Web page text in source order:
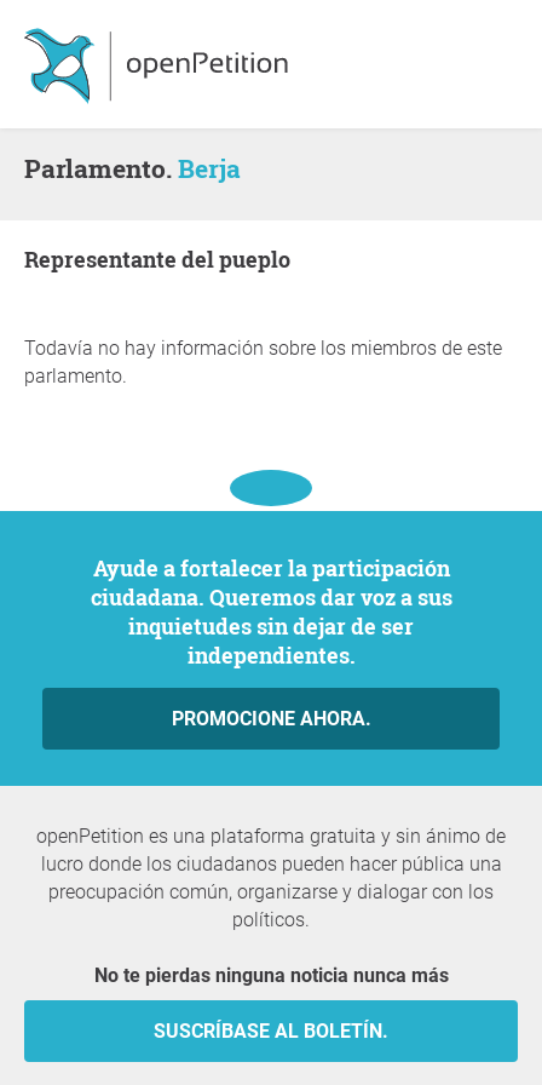
Parlamento.Berja
representante del pueplo
Todavía no hay información sobre los miembros de este
parlamento.
Ayude a fortalecer la participación
ciudadana. Queremos dar voz a sus
inquietudes sin dejar de ser
independientes.
PROMOCIONE AHORA.
openPetition es una plataforma gratuita y sin ánimo de
lucro donde los ciudadanos pueden hacer pública una
preocupación común, organizarse y dialogar con los
políticos.
No te pierdas ninguna noticia nunca más
SUSCRÍBASE AL BOLETÍN.